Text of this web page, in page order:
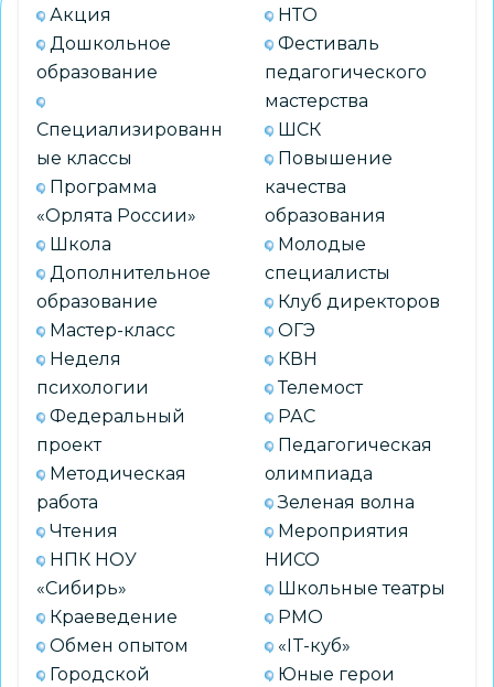
краеведов
«Урбо_ТУР_Нск»
Акция
Дошкольное
образование
Специализированн
ые классы
Программа
«Орлята России»
Школа
Дополнительное
образование
Мастер-класс
Неделя
психологии
Федеральный
проект
Методическая
работа
Чтения
НПК НОУ
«Сибирь»
Краеведение
Обмен опытом
Городской
НТО
Фестиваль
педагогического
мастерства
ШСК
Повышение
качества
образования
Молодые
специалисты
Клуб директоров
ОГЭ
КВН
Телемост
РАС
Педагогическая
олимпиада
Зеленая волна
Мероприятия
НИСО
Школьные театры
РМО
«IT-куб»
Юные герои